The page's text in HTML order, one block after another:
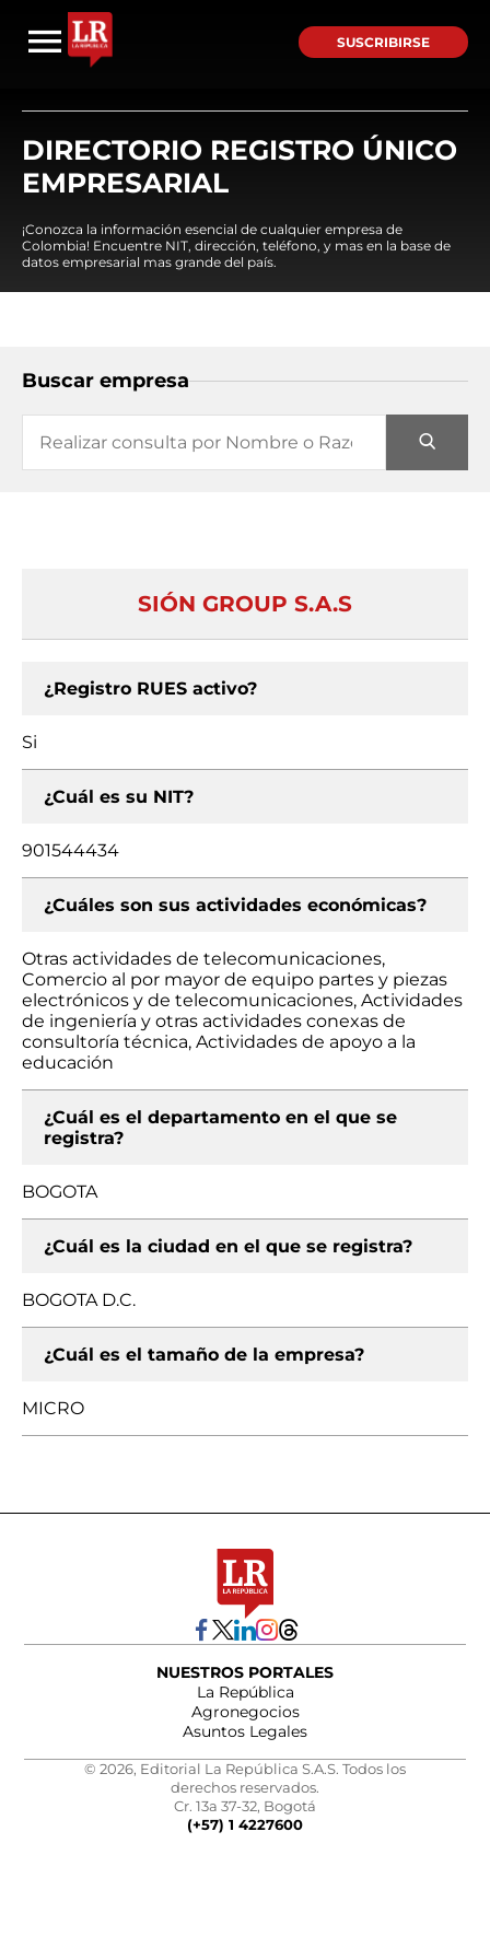
SUSCRIBIRSE
DIRECTORIO REGISTRO ÚNICO
EMPRESARIAL
¡Conozca la información esencial de cualquier empresa de
Colombia! Encuentre NIT, dirección, teléfono, y mas en la base de
datos empresarial mas grande del país.
Buscar empresa
SIÓN GROUP S.A.S
¿Registro RUES activo?
Si
¿Cuál es su NIT?
901544434
¿Cuáles son sus actividades económicas?
Otras actividades de telecomunicaciones,
Comercio al por mayor de equipo partes y piezas
electrónicos y de telecomunicaciones, Actividades
de ingeniería y otras actividades conexas de
consultoría técnica, Actividades de apoyo a la
educación
¿Cuál es el departamento en el que se
registra?
BOGOTA
¿Cuál es la ciudad en el que se registra?
BOGOTA D.C.
¿Cuál es el tamaño de la empresa?
MICRO
NUESTROS PORTALES
La República
Agronegocios
Asuntos Legales
© 2026, Editorial La República S.A.S. Todos los
derechos reservados.
Cr. 13a 37-32, Bogotá
(+57) 1 4227600